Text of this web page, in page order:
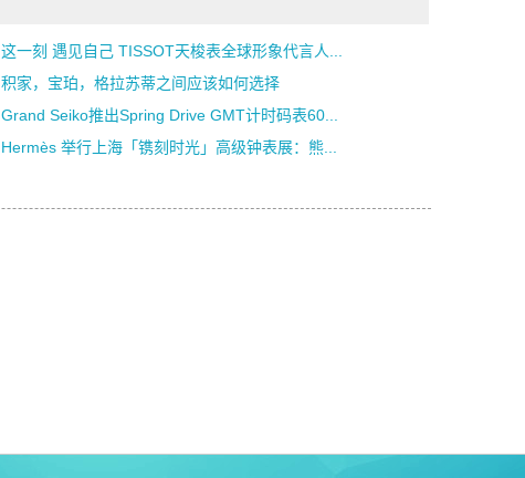
这一刻 遇见自己 TISSOT天梭表全球形象代言人...
积家，宝珀，格拉苏蒂之间应该如何选择
Grand Seiko推出Spring Drive GMT计时码表60...
Hermès 举行上海「镌刻时光」高级钟表展：熊...